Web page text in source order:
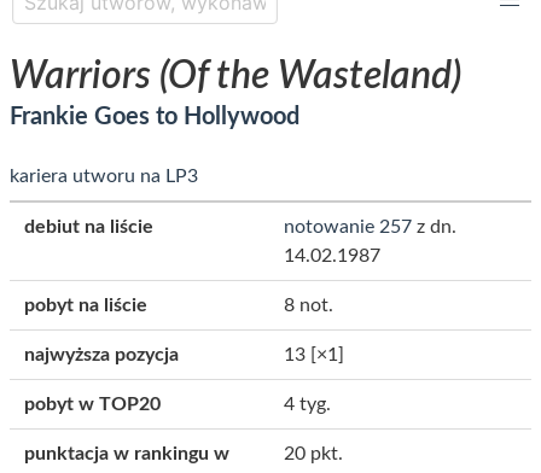
Warriors (Of the Wasteland)
Frankie Goes to Hollywood
kariera utworu na LP3
debiut na liście notowanie 257 z dn.
14.02.1987
pobyt na liście 8 not.
najwyższa pozycja 13 [×1]
pobyt w TOP20 4 tyg.
punktacja w rankingu w
20 pkt.